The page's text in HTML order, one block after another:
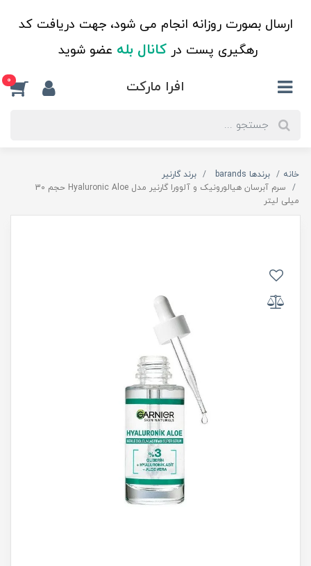
ارسال بصورت روزانه انجام می شود، جهت دریافت کد
رهگیری پست درکانال بله عضو شوید
افرا مارکت 0
خانه برندها barands
برند گارنیر
سرم آبرسان هیالورونیک و آلوورا گارنیر مدل Hyaluronic Aloe حجم 30
میلی لیتر